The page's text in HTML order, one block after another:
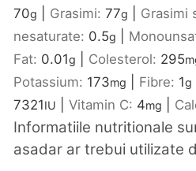
70g Grasimi: 77g Grasimi
nesaturate: 0.5g
Fat: 0.01g Colesterol: 295
Potassium: 173mg Fibre: 1g
7321IU Vitamin C: 4mg
Informatiile nutritionale sunt calculate automat,
asadar ar trebui utilizate